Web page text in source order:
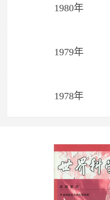
1980年
1979年
1978年